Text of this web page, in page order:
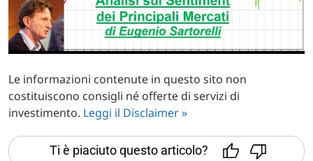
Le informazioni contenute in questo sito non
costituiscono consigli né offerte di servizi di
investimento. Leggi il Disclaimer »
Ti è piaciuto questo articolo?